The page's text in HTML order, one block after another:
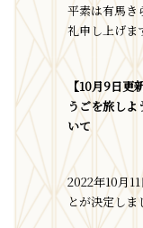
平素は有馬き
礼申し上げま
【10月9日更
うごを旅し
いて
2022年10月
とが決定しま